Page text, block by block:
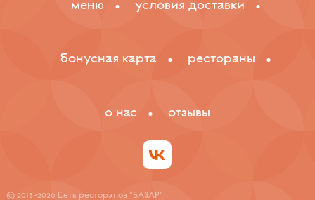
меню условия доставки
бонусная карта рестораны
о нас отзывы
© 2013-2026 Сеть ресторанов "БАЗАР"